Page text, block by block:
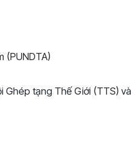
(PUNDTA)
Ghép tạng Thế Giới (TTS) và